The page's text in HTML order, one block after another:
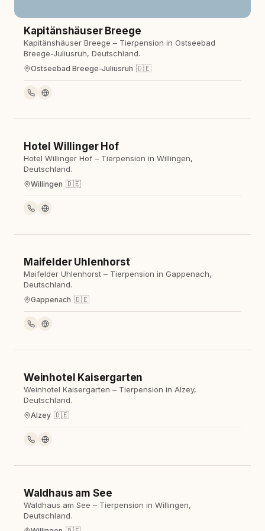
Kapitänshäuser Breege
Kapitänshäuser Breege – Tierpension in Ostseebad
Breege-Juliusruh, Deutschland.
Ostseebad Breege-Juliusruh 🇩🇪
Hotel Willinger Hof
Hotel Willinger Hof – Tierpension in Willingen,
Deutschland.
Willingen 🇩🇪
Maifelder Uhlenhorst
Maifelder Uhlenhorst – Tierpension in Gappenach,
Deutschland.
Gappenach 🇩🇪
Weinhotel Kaisergarten
Weinhotel Kaisergarten – Tierpension in Alzey,
Deutschland.
Alzey 🇩🇪
Waldhaus am See
Waldhaus am See – Tierpension in Willingen,
Deutschland.